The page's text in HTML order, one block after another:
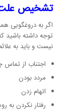
تشخیص
اگر به دروغگویی
توجه داشته باشید
نیست و باید به
اجتناب از
مردد بودن
اتهام زدن
رفتار نکردن به